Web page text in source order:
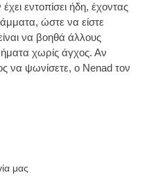
εντοπίσει ήδη, έχοντας
ώστε να είστε
να βοηθά άλλους
χωρίς άγχος. Αν
να ψωνίσετε, ο Nenad τον
μας